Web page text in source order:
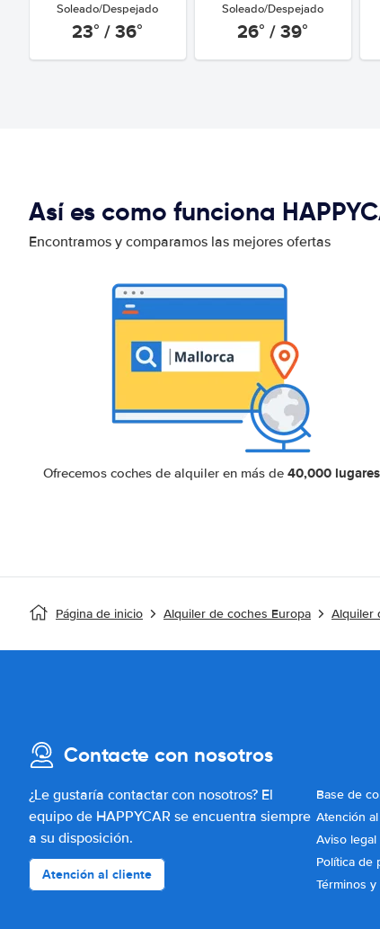
Soleado/Despejado
23° / 36°
Soleado/Despejado
26° / 39°
Así es como funciona
Encontramos y comparamos las mejores ofertas
Ofrecemos coches de alquiler en más de 40,000 lugares
Página de inicio Alquiler de coches Europa Alquiler
Contacte con nosotros
¿Le gustaría contactar con nosotros? El
equipo de HAPPYCAR se encuentra siempre
a su disposición.
Atención al cliente
Base de
Atención
Aviso legal
Política de
Términos